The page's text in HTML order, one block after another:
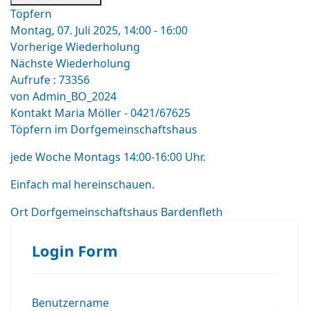
Töpfern
Montag, 07. Juli 2025, 14:00 - 16:00
Vorherige Wiederholung
Nächste Wiederholung
Aufrufe : 73356
von Admin_BO_2024
Kontakt Maria Möller - 0421/67625
Töpfern im Dorfgemeinschaftshaus
jede Woche Montags 14:00-16:00 Uhr.
Einfach mal hereinschauen.
Ort Dorfgemeinschaftshaus Bardenfleth
Login Form
Benutzername